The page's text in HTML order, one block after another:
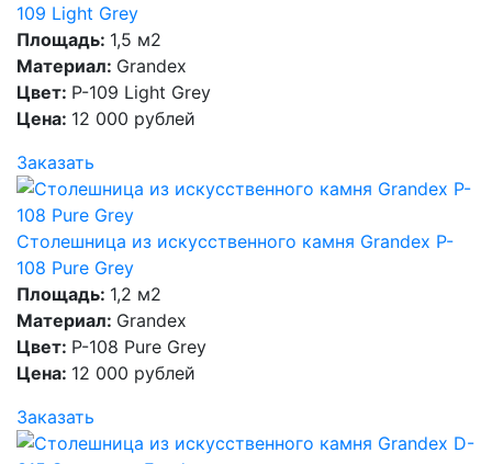
109 Light Grey
Площадь: 1,5 м2
Материал: Grandex
Цвет: P-109 Light Grey
Цена: 12 000 рублей
Заказать
Столешница из искусственного камня Grandex P-
108 Pure Grey
Площадь: 1,2 м2
Материал: Grandex
Цвет: P-108 Pure Grey
Цена: 12 000 рублей
Заказать